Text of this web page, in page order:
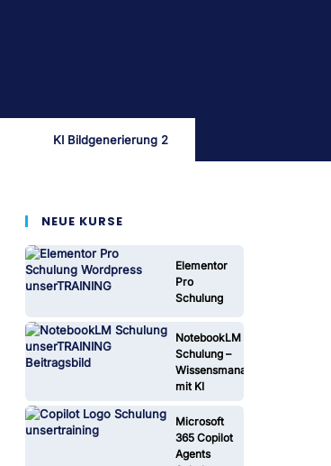
KI Bildgenerierung 2
NEUE KURSE
Elementor
Pro
Schulung
NotebookLM
Schulung –
Wissensmanagement
mit KI
Microsoft
365 Copilot
Agents